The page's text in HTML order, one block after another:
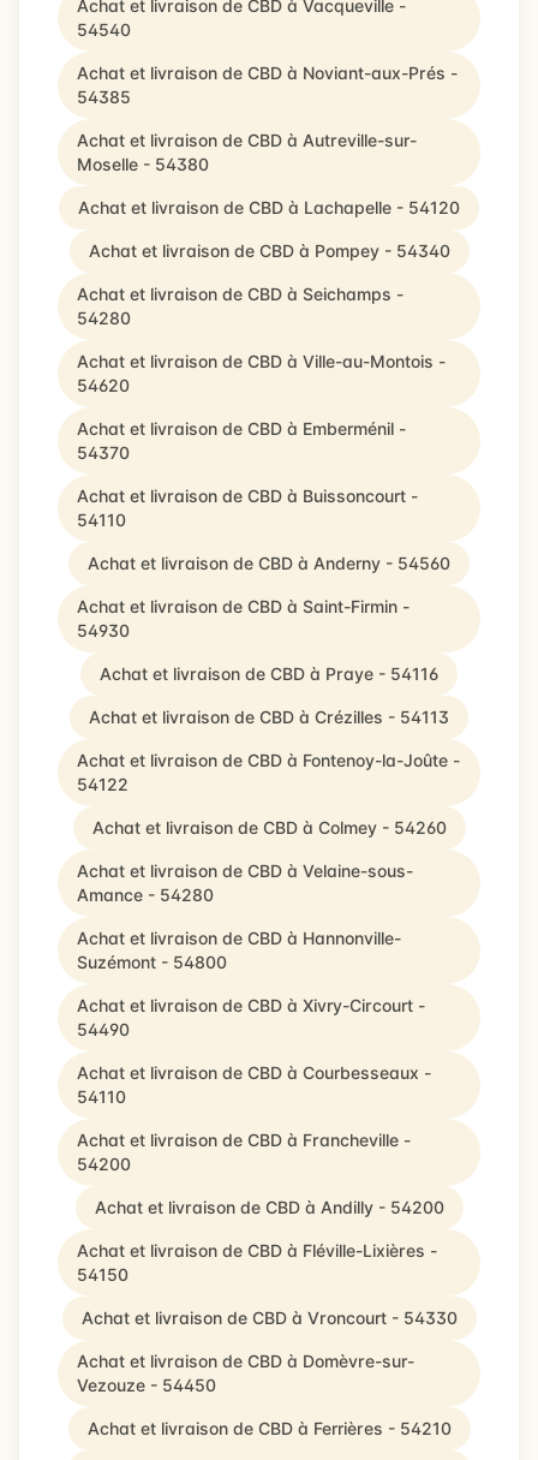
Achat et livraison de CBD à Vacqueville -
54540
Achat et livraison de CBD à Noviant-aux-Prés -
54385
Achat et livraison de CBD à Autreville-sur-
Moselle - 54380
Achat et livraison de CBD à Lachapelle - 54120
Achat et livraison de CBD à Pompey - 54340
Achat et livraison de CBD à Seichamps -
54280
Achat et livraison de CBD à Ville-au-Montois -
54620
Achat et livraison de CBD à Emberménil -
54370
Achat et livraison de CBD à Buissoncourt -
54110
Achat et livraison de CBD à Anderny - 54560
Achat et livraison de CBD à Saint-Firmin -
54930
Achat et livraison de CBD à Praye - 54116
Achat et livraison de CBD à Crézilles - 54113
Achat et livraison de CBD à Fontenoy-la-Joûte -
54122
Achat et livraison de CBD à Colmey - 54260
Achat et livraison de CBD à Velaine-sous-
Amance - 54280
Achat et livraison de CBD à Hannonville-
Suzémont - 54800
Achat et livraison de CBD à Xivry-Circourt -
54490
Achat et livraison de CBD à Courbesseaux -
54110
Achat et livraison de CBD à Francheville -
54200
Achat et livraison de CBD à Andilly - 54200
Achat et livraison de CBD à Fléville-Lixières -
54150
Achat et livraison de CBD à Vroncourt - 54330
Achat et livraison de CBD à Domèvre-sur-
Vezouze - 54450
Achat et livraison de CBD à Ferrières - 54210